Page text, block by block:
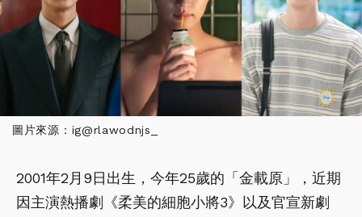
圖片來源：ig@rlawodnjs_
2001年2月9日出生，今年25歲的「金載原」，近期
因主演熱播劇《柔美的細胞小將3》以及官宣新劇